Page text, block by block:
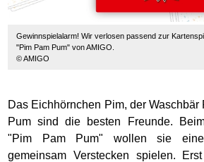
Gewinnspielalarm! Wir verlosen passend zur
"Pim Pam Pum" von AMIGO.
© AMIGO
Das Eichhörnchen Pim, der Waschbär
Pum sind die besten Freunde. Beim
"Pim Pam Pum" wollen sie
gemeinsam Verstecken spielen.